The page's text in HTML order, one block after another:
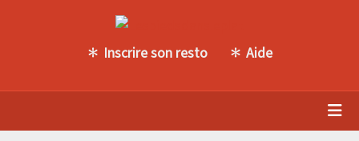
Inscrire son resto Aide